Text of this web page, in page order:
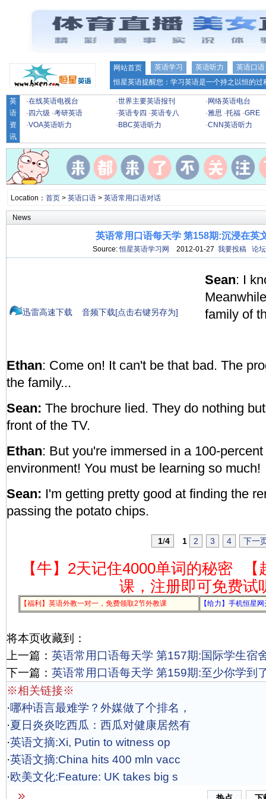
网站首页 英语学习 英语听力
英语口语
恒星英语提醒您：学习英语是一个持之以恒的
英
语
资
讯
·在线英语电视台 ·世界主要英语报刊 · 网络英语电台
· 四六级 ·考研英语 ·英语专四 ·英语专八 ·雅思 ·托福 ·GRE
·VOA英语听力 · BBC英语听力 ·CNN英语听力
Location： 首页> 英语口语> 英语常用口语对话
News
英语常用口语每天学 第158期:沉浸在英
Source:恒星英语学习网 2012-01-27 我要投稿 论坛
迅雷高速下载 音频下载[点击右键另存为]
Sean: I
family of
Ethan: Come on! It can't be that bad. The
the family...
Sean: The brochure lied. They do nothing
front of the TV.
Ethan: But you're immersed in a 100-
environment! You must be learning so much!
Sean: I'm getting pretty good at finding the
passing the potato chips.
1/4 1 2 3 4 下一
【牛】2天记住4000单词的秘密
课，注册即可免费试
【福利】英语外教一对一，免费领取2节外教课 【给力】手机恒星
将本页收藏到：
上一篇： 英语常用口语每天学 第157期:国际学生宿
下一篇： 英语常用口语每天学 第159期:至少你学到
※相关链接※
·哪种语言最难学？外媒做了个排名，
·夏日炎炎吃西瓜：西瓜对健康居然有
·英语文摘:Xi, Putin to witness op
·英语文摘:China hits 400 mln vacc
·欧美文化:Feature: UK takes big s